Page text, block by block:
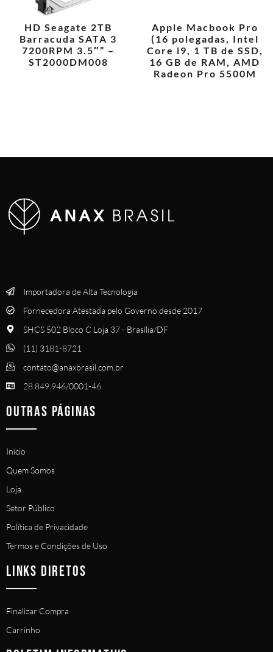
HD Seagate 2TB
Barracuda SATA 3
7200RPM 3.5″” –
ST2000DM008
Apple Macbook Pro
(16 polegadas, Intel
Core i9, 1 TB de SSD,
16 GB de RAM, AMD
Radeon Pro 5500M
Importadora de Alta Tecnologia
Fornecedora Atestada pelo Governo desde 2017
SHCS 502 Bloco C Loja 37 - Brasília/DF
(11) 3181-8721
contato@anaxbrasil.com.br
28.849.946/0001-46
OUTRAS PÁGINAS
Início
Quem Somos
Loja
Setor Público
Política de Privacidade
Termos e Condições de Uso
LINKS DIRETOS
Finalizar Compra
Carrinho